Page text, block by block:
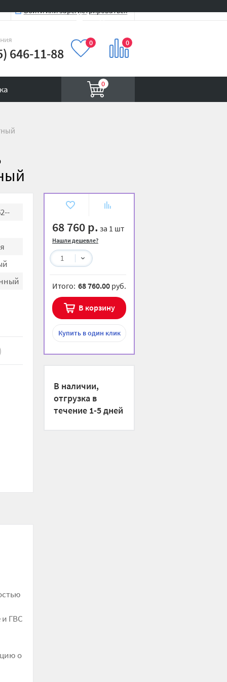
Войти или зарегистрироваться
646-11-88
0 0
0
Вход на сайт
68 760 р. за 1 шт
Нашли дешевле?
1
Итого: 68 760.00 руб.
В корзину
Купитьв один клик
В наличии,
отгрузка в
течение 1-5 дней
ГВС
о